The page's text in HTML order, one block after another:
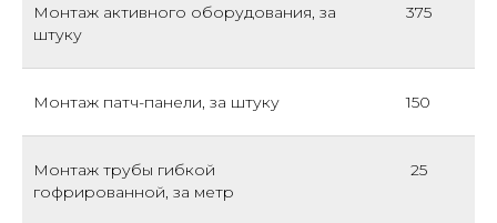
Монтаж активного оборудования, за
штуку
375
Монтаж патч-панели, за штуку 150
Монтаж трубы гибкой
гофрированной, за метр
25